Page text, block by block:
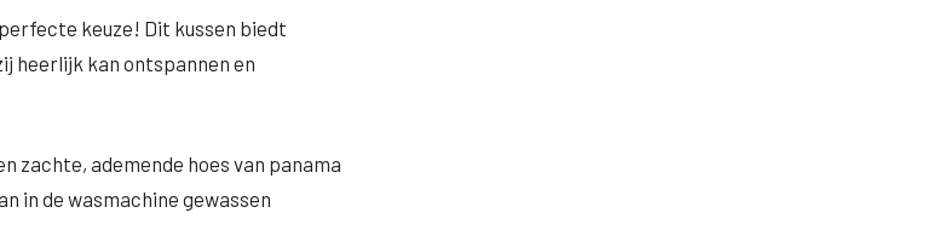
keuze! Dit kussen biedt
heerlijk kan ontspannen en
zachte, ademende hoes van panama
in de wasmachine gewassen